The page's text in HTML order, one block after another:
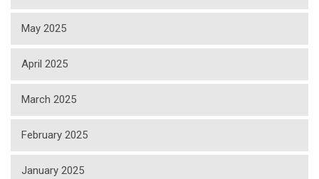
May 2025
April 2025
March 2025
February 2025
January 2025